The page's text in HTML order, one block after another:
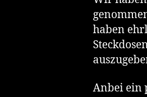
haben
Anbei ein